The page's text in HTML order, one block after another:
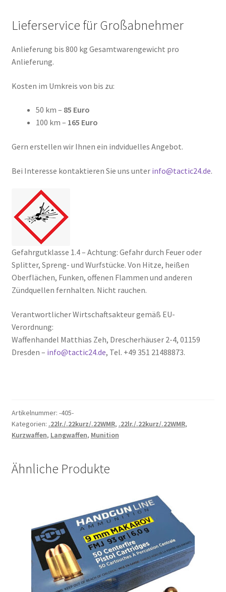
Lieferservice für Großabnehmer
Anlieferung bis 800 kg Gesamtwarengewicht pro
Anlieferung.
Kosten im Umkreis von bis zu:
50 km – 85 Euro
100 km – 165 Euro
Gern erstellen wir Ihnen ein indviduelles Angebot.
Bei Interesse kontaktieren Sie uns unter info@tactic24.de.
Gefahrgutklasse 1.4 – Achtung: Gefahr durch Feuer oder
Splitter, Spreng- und Wurfstücke. Von Hitze, heißen
Oberflächen, Funken, offenen Flammen und anderen
Zündquellen fernhalten. Nicht rauchen.
Verantwortlicher Wirtschaftsakteur gemäß EU-
Verordnung:
Waffenhandel Matthias Zeh, Drescherhäuser 2-4, 01159
Dresden – info@tactic24.de, Tel. +49 351 21488873.
Artikelnummer: -405-
Kategorien: .22lr./.22kurz/.22WMR, .22lr./.22kurz/.22WMR,
Kurzwaffen, Langwaffen, Munition
Ähnliche Produkte